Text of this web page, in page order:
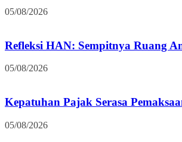
05/08/2026
Refleksi HAN: Sempitnya Ruang
05/08/2026
Kepatuhan Pajak Serasa
05/08/2026